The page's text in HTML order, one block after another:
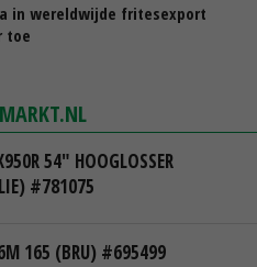
in wereldwijde fritesexport
toe
MARKT.NL
54" HOOGLOSSER
#781075
165 (BRU) #695499